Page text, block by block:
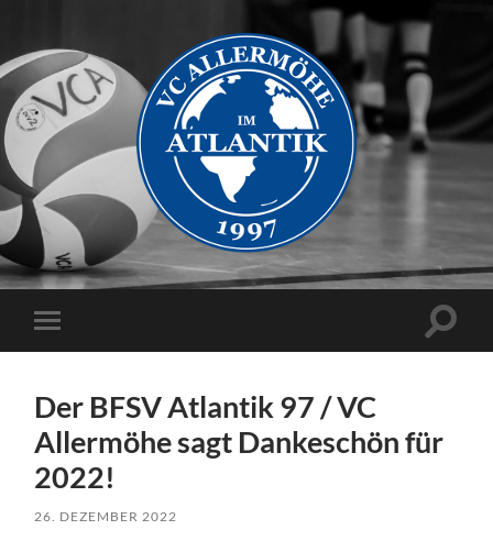
VC
Allermöhe
Mobile-
Menü
Der BFSV Atlantik 97 / VC
Allermöhe sagt Dankeschön für
2022!
26. DEZEMBER 2022